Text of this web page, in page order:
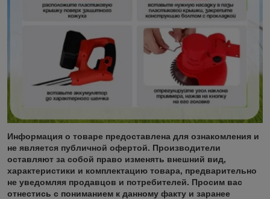
Информация о товаре предоставлена для ознакомления и
не является публичной офертой. Производители
оставляют за собой право изменять внешний вид,
характеристики и комплектацию товара, предварительно
не уведомляя продавцов и потребителей. Просим вас
отнестись с пониманием к данному факту и заранее